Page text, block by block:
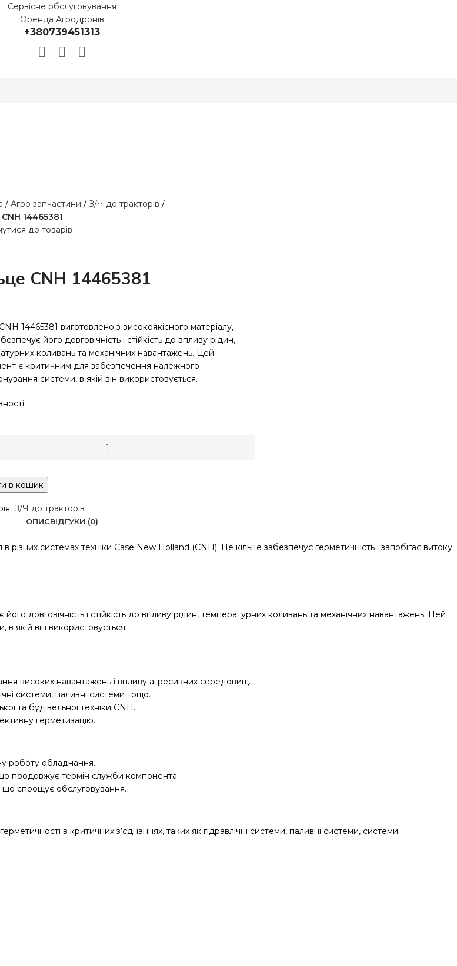
Сервісне обслуговування
Оренда Агродронів
+380739451313
Агро запчастини
З/Ч до тракторів
14465381
до товарів
CNH 14465381
14465381 виготовлено з високоякісного матеріалу,
його довговічність і стійкість до впливу рідин,
коливань та механічних навантажень. Цей
є критичним для забезпечення належного
системи, в якій він використовується.
в кошик
З/Ч до тракторів
ОПИСВІДГУКИ (0)
системах техніки Case New Holland (CNH). Це кільце забезпечує герметичність і запобігає витоку
довговічність і стійкість до впливу рідин, температурних коливань та механічних навантажень. Цей
якій він використовується.
високих навантажень і впливу агресивних середовищ.
системи, паливні системи тощо.
та будівельної техніки CNH.
герметизацію.
роботу обладнання.
що продовжує термін служби компонента.
що спрощує обслуговування.
в критичних з’єднаннях, таких як гідравлічні системи, паливні системи, системи